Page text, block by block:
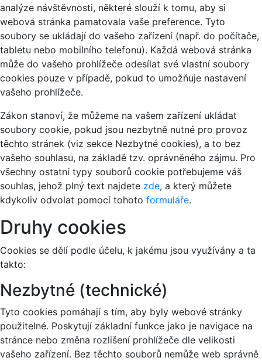
analýze návštěvnosti, některé slouží k tomu, aby si
webová stránka pamatovala vaše preference. Tyto
soubory se ukládají do vašeho zařízení (např. do počítače,
tabletu nebo mobilního telefonu). Každá webová stránka
může do vašeho prohlížeče odesílat své vlastní soubory
cookies pouze v případě, pokud to umožňuje nastavení
vašeho prohlížeče.
Zákon stanoví, že můžeme na vašem zařízení ukládat
soubory cookie, pokud jsou nezbytně nutné pro provoz
těchto stránek (viz sekce Nezbytné cookies), a to bez
vašeho souhlasu, na základě tzv. oprávněného zájmu. Pro
všechny ostatní typy souborů cookie potřebujeme váš
souhlas, jehož plný text najdete zde, a který můžete
kdykoliv odvolat pomocí tohoto formuláře.
Druhy cookies
Cookies se dělí podle účelu, k jakému jsou využívány a ta
takto:
Nezbytné (technické)
Tyto cookies pomáhají s tím, aby byly webové stránky
použitelné. Poskytují základní funkce jako je navigace na
stránce nebo změna rozlišení prohlížeče dle velikosti
vašeho zařízení. Bez těchto souborů nemůže web správně